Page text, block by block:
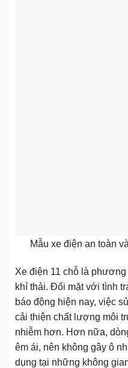
Mẫu xe điện an toàn
Xe điện 11 chỗ là
khí thải. Đối mặt với tình
báo động hiện nay, việc
cải thiện chất lượng môi
nhiễm hơn. Hơn nữa,
êm ái, nên không gây ô
dụng tại những không